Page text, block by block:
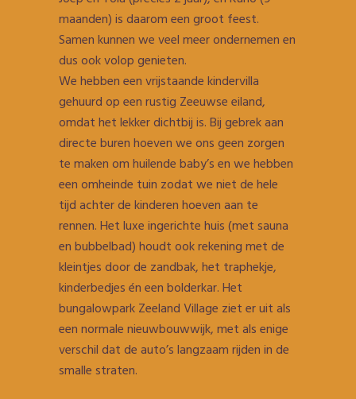
maanden) is daarom een groot feest.
Samen kunnen we veel meer ondernemen en
dus ook volop genieten.
We hebben een vrijstaande kindervilla
gehuurd op een rustig Zeeuwse eiland,
omdat het lekker dichtbij is. Bij gebrek aan
directe buren hoeven we ons geen zorgen
te maken om huilende baby’s en we hebben
een omheinde tuin zodat we niet de hele
tijd achter de kinderen hoeven aan te
rennen. Het luxe ingerichte huis (met sauna
en bubbelbad) houdt ook rekening met de
kleintjes door de zandbak, het traphekje,
kinderbedjes én een bolderkar. Het
bungalowpark Zeeland Village ziet er uit als
een normale nieuwbouwwijk, met als enige
verschil dat de auto’s langzaam rijden in de
smalle straten.